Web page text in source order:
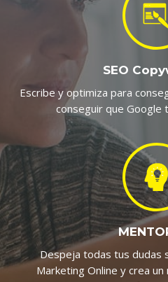
SEO
Escribe y optimiza para
conseguir que Google
Despeja todas tus dudas
Marketing Online y crea